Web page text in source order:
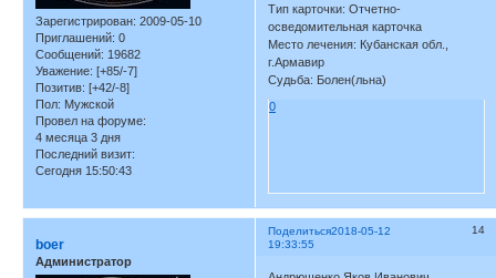
Зарегистрирован: 2009-05-10
Приглашений: 0
Сообщений: 19682
Уважение: [+85/-7]
Позитив: [+42/-8]
Пол: Мужской
Провел на форуме:
4 месяца 3 дня
Последний визит:
Сегодня 15:50:43
Тип карточки: Отчетно-
осведомительная карточка
Место лечения: Кубанская обл.,
г.Армавир
Судьба: Болен(льна)
0
Поделиться 14
2018-05-12
19:33:55
boer
Администратор